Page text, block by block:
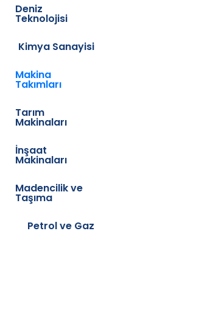
Deniz
Teknolojisi
Kimya Sanayisi
Makina
Takımları
Tarım
Makinaları
İnşaat
Makinaları
Madencilik ve
Taşıma
Petrol ve Gaz